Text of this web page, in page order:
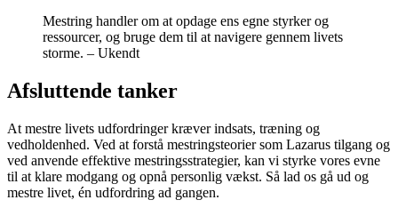
Mestring handler om at opdage ens egne styrker og
ressourcer, og bruge dem til at navigere gennem livets
storme. – Ukendt
Afsluttende tanker
At mestre livets udfordringer kræver indsats, træning og
vedholdenhed. Ved at forstå mestringsteorier som Lazarus tilgang og
ved anvende effektive mestringsstrategier, kan vi styrke vores evne
til at klare modgang og opnå personlig vækst. Så lad os gå ud og
mestre livet, én udfordring ad gangen.